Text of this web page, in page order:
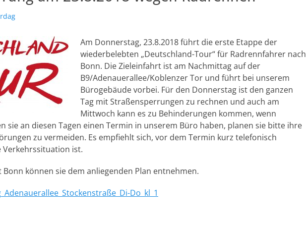
Am Donnerstag, 23.8.2018 führt die erste Etappe der
wiederbelebten „Deutschland-Tour“ für Radrennfahrer nach
Bonn. Die Zieleinfahrt ist am Nachmittag auf der
B9/Adenauerallee/Koblenzer Tor und führt bei unserem
Bürogebäude vorbei. Für den Donnerstag ist den ganzen
Tag mit Straßensperrungen zu rechnen und auch am
Mittwoch kann es zu Behinderungen kommen, wenn
sie an diesen Tagen einen Termin in unserem Büro haben, planen sie bitte ihre
zu vermeiden. Es empfiehlt sich, vor dem Termin kurz telefonisch
Verkehrssituation ist.
Bonn können sie dem anliegenden Plan entnehmen.
Do_kl_1